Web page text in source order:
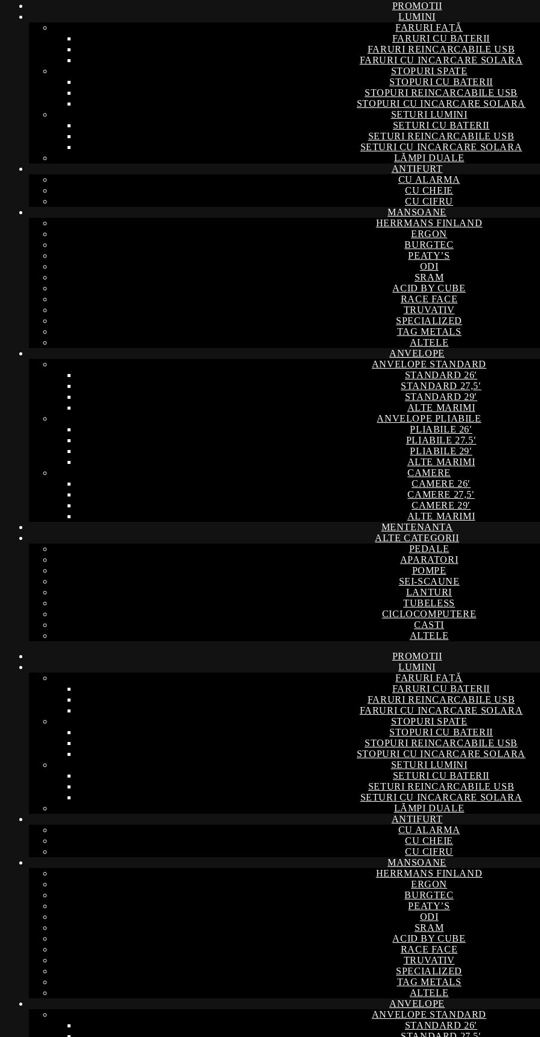
PROMOTII
LUMINI
FARURI FAȚĂ
FARURI CU BATERII
FARURI REINCARCABILE USB
FARURI CU INCARCARE SOLARA
STOPURI SPATE
STOPURI CU BATERII
STOPURI REINCARCABILE USB
STOPURI CU INCARCARE SOLARA
SETURI LUMINI
SETURI CU BATERII
SETURI REINCARCABILE USB
SETURI CU INCARCARE SOLARA
LĂMPI DUALE
ANTIFURT
CU ALARMA
CU CHEIE
CU CIFRU
MANSOANE
HERRMANS FINLAND
ERGON
BURGTEC
PEATY’S
ODI
SRAM
ACID BY CUBE
RACE FACE
TRUVATIV
SPECIALIZED
TAG METALS
ALTELE
ANVELOPE
ANVELOPE STANDARD
STANDARD 26′
STANDARD 27,5′
STANDARD 29′
ALTE MARIMI
ANVELOPE PLIABILE
PLIABILE 26′
PLIABILE 27.5′
PLIABILE 29′
ALTE MARIMI
CAMERE
CAMERE 26′
CAMERE 27,5′
CAMERE 29′
ALTE MARIMI
MENTENANTA
ALTE CATEGORII
PEDALE
APARATORI
POMPE
SEI-SCAUNE
LANTURI
TUBELESS
CICLOCOMPUTERE
CASTI
ALTELE
PROMOTII
LUMINI
FARURI FAȚĂ
FARURI CU BATERII
FARURI REINCARCABILE USB
FARURI CU INCARCARE SOLARA
STOPURI SPATE
STOPURI CU BATERII
STOPURI REINCARCABILE USB
STOPURI CU INCARCARE SOLARA
SETURI LUMINI
SETURI CU BATERII
SETURI REINCARCABILE USB
SETURI CU INCARCARE SOLARA
LĂMPI DUALE
ANTIFURT
CU ALARMA
CU CHEIE
CU CIFRU
MANSOANE
HERRMANS FINLAND
ERGON
BURGTEC
PEATY’S
ODI
SRAM
ACID BY CUBE
RACE FACE
TRUVATIV
SPECIALIZED
TAG METALS
ALTELE
ANVELOPE
ANVELOPE STANDARD
STANDARD 26′